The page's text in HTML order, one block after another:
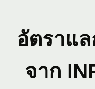
อัตราแ
จาก